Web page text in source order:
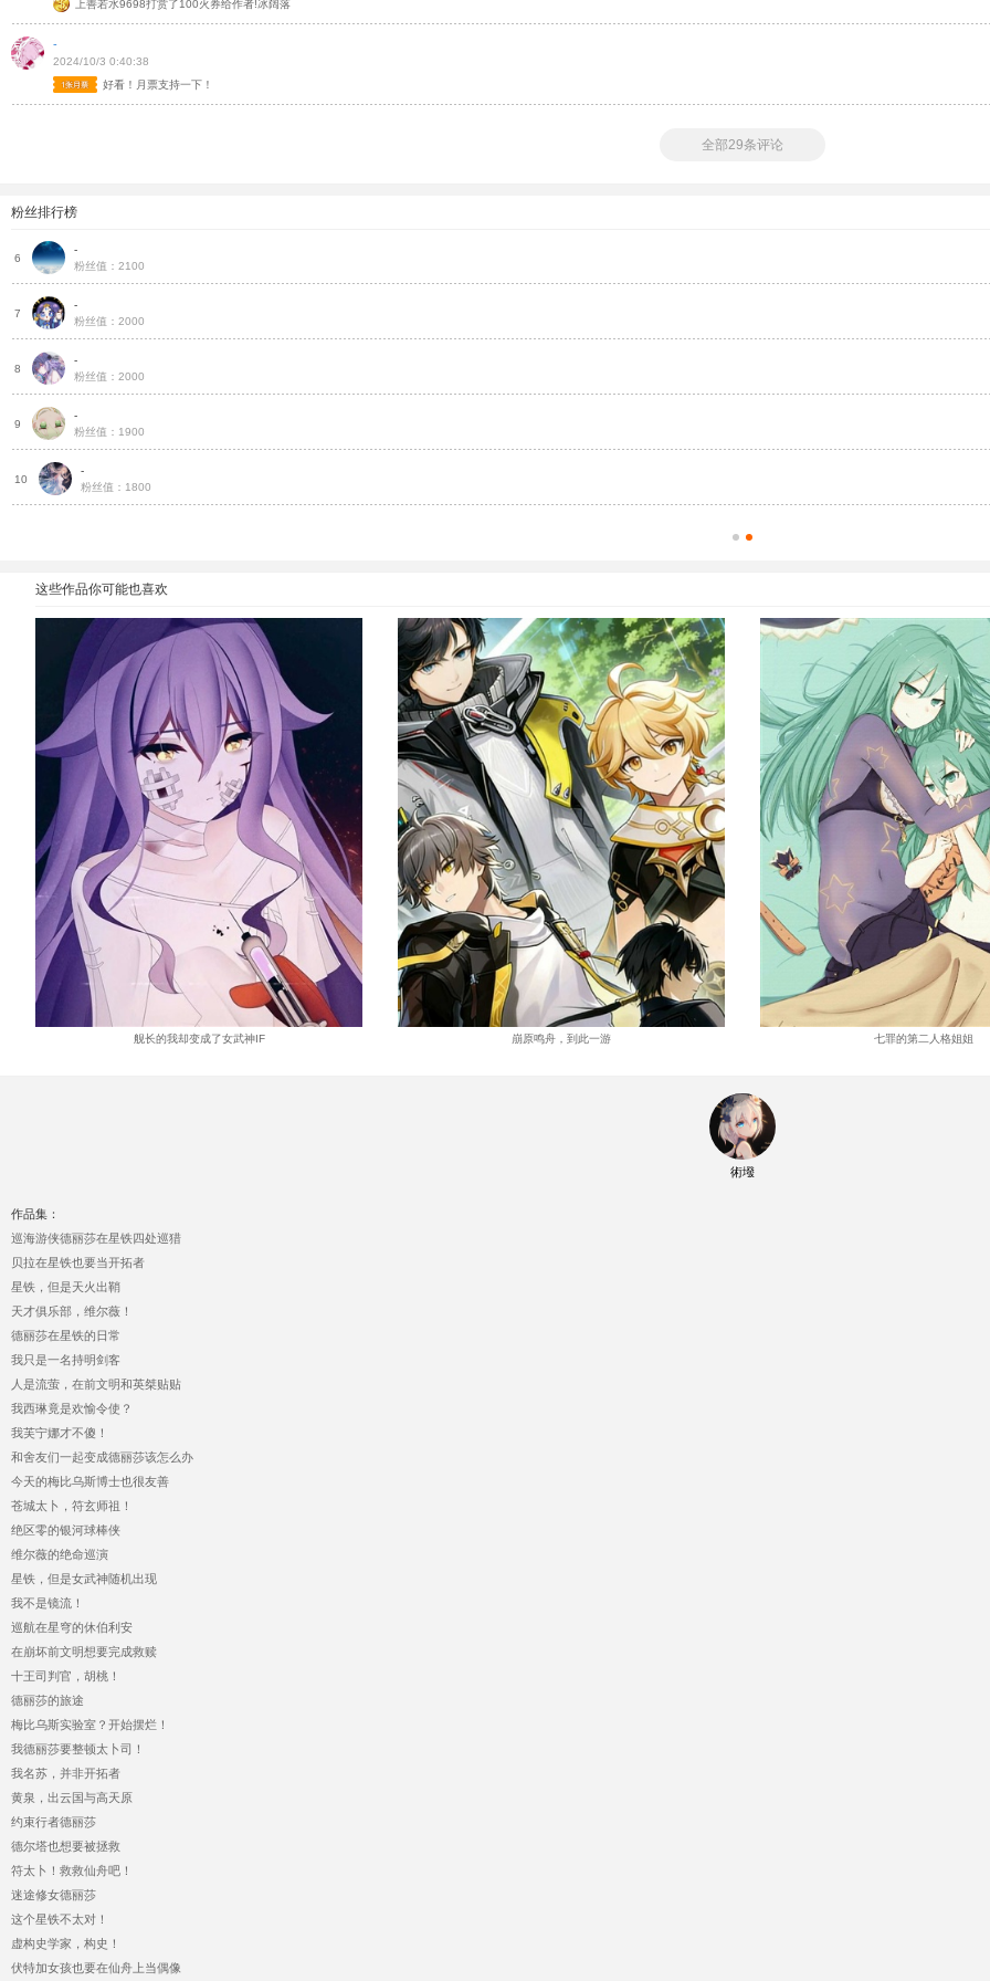
上善若水9698打赏了100火券给作者!冰阔落
-
2024/10/3 0:40:38
好看！月票支持一下！
全部29条评论
粉丝排行榜
6
-
粉丝值：2100
7
-
粉丝值：2000
8
-
粉丝值：2000
9
-
粉丝值：1900
10
-
粉丝值：1800
这些作品你可能也喜欢
舰长的我却变成了女武神IF 崩原鸣舟，到此一游 七罪的第二人格姐姐
術墢
作品集：
巡海游侠德丽莎在星铁四处巡猎
贝拉在星铁也要当开拓者
星铁，但是天火出鞘
天才俱乐部，维尔薇！
德丽莎在星铁的日常
我只是一名持明剑客
人是流萤，在前文明和英桀贴贴
我西琳竟是欢愉令使？
我芙宁娜才不傻！
和舍友们一起变成德丽莎该怎么办
今天的梅比乌斯博士也很友善
苍城太卜，符玄师祖！
绝区零的银河球棒侠
维尔薇的绝命巡演
星铁，但是女武神随机出现
我不是镜流！
巡航在星穹的休伯利安
在崩坏前文明想要完成救赎
十王司判官，胡桃！
德丽莎的旅途
梅比乌斯实验室？开始摆烂！
我德丽莎要整顿太卜司！
我名苏，并非开拓者
黄泉，出云国与高天原
约束行者德丽莎
德尔塔也想要被拯救
符太卜！救救仙舟吧！
迷途修女德丽莎
这个星铁不太对！
虚构史学家，构史！
伏特加女孩也要在仙舟上当偶像